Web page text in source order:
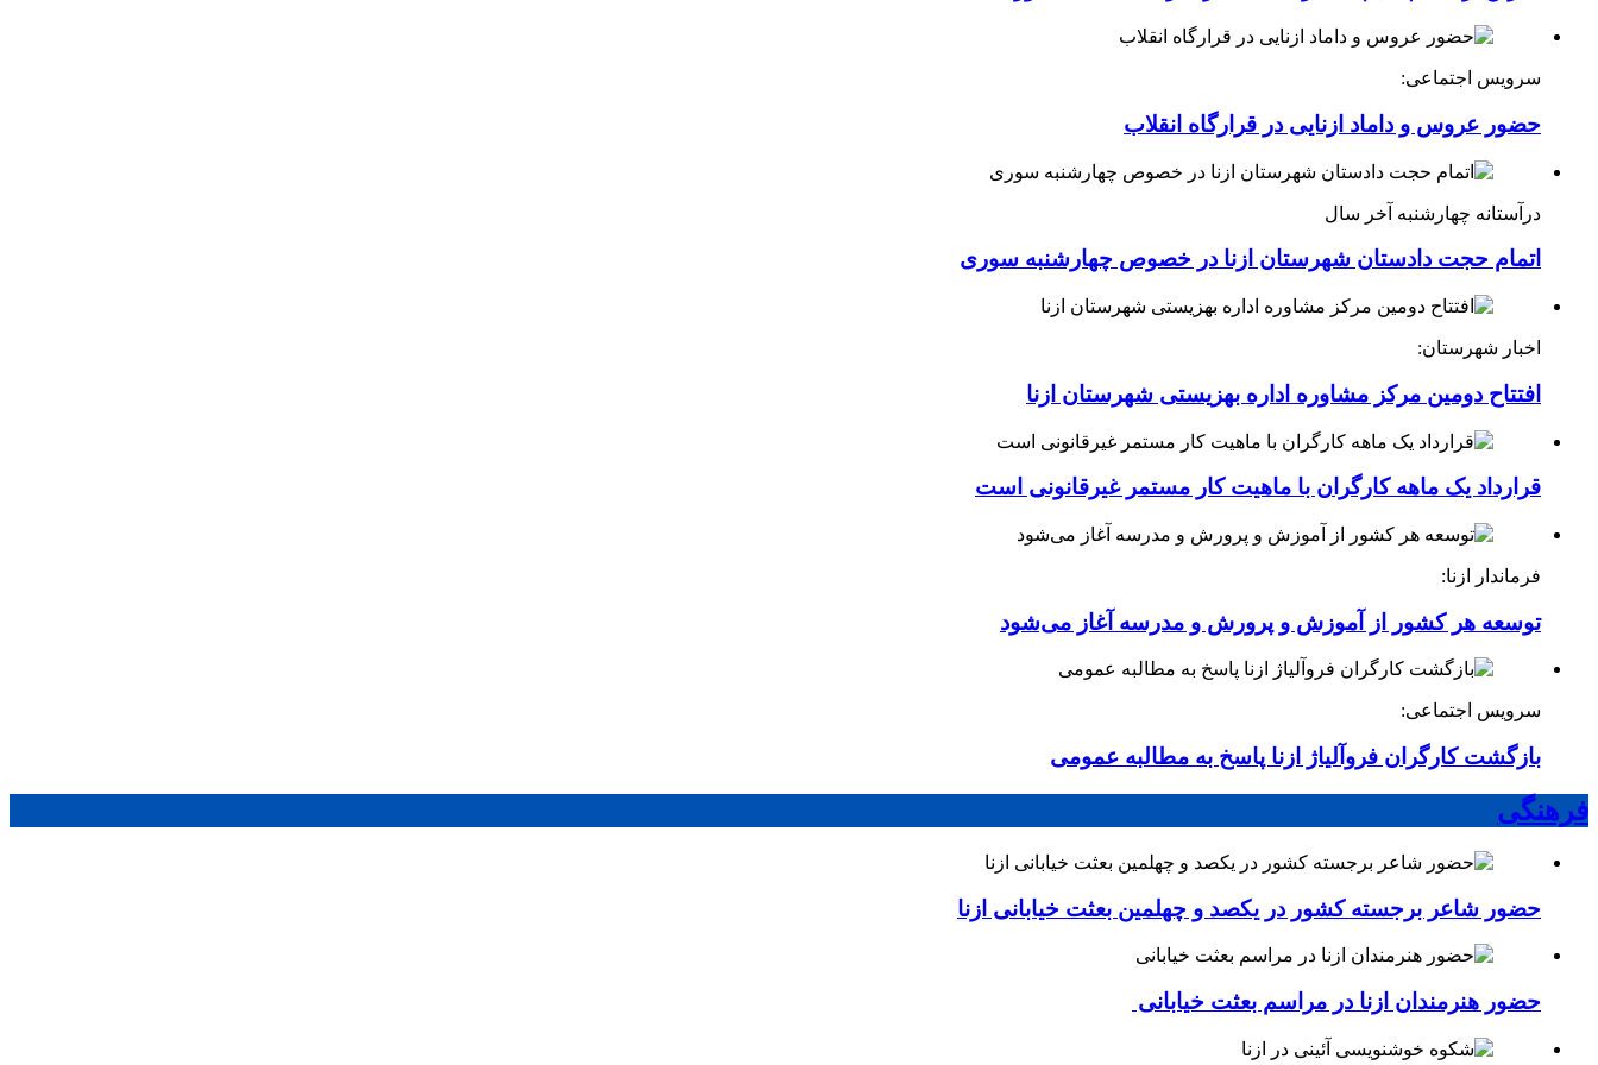
سرویس اجتماعی:
حضور عروس و داماد ازنایی در قرارگاه انقلاب
درآستانه چهارشنبه آخر سال
اتمام حجت دادستان شهرستان ازنا در خصوص چهارشنبه ‌سوری
اخبار شهرستان:
افتتاح دومین مرکز مشاوره اداره بهزیستی شهرستان ازنا
قرارداد یک ماهه کارگران با ماهیت کار مستمر غیرقانونی است
فرماندار ازنا:
توسعه هر کشور از آموزش و پرورش و مدرسه آغاز می‌شود
سرویس اجتماعی:
بازگشت کارگران فروآلیاژ ازنا پاسخ به مطالبه عمومی
فرهنگی
حضور شاعر برجسته کشور در یکصد و چهلمین بعثت خیابانی ازنا
حضور هنرمندان ازنا در مراسم بعثت خیابانی